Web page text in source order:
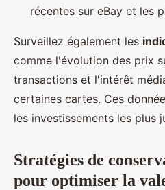
récentes sur eBay et les
Surveillez également les
comme l'évolution des prix
transactions et l'intérêt
certaines cartes. Ces
les investissements les plus
Stratégies de
pour optimiser la